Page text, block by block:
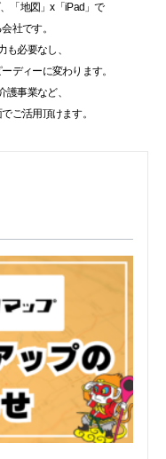
「地図」x「iPad」で
社です。
必要なし、
ディーに変わります。
事業など、
ご活用頂けます。